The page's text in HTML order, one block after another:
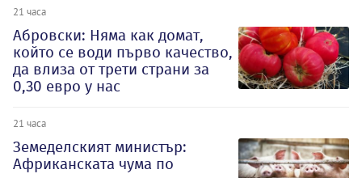
21 часа
Абровски: Няма как домат,
който се води първо качество,
да влиза от трети страни за
0,30 евро у нас
21 часа
Земеделският министър:
Африканската чума по